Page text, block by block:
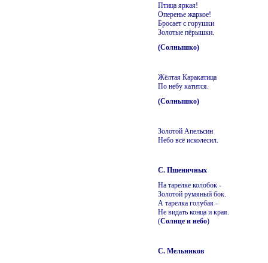
Птица яркая!
Оперенье жаркое!
Бросает с горушки
Золотые пёрышки.
(Солнышко)
Жёлтая Каракатица
По небу катится.
(Солнышко)
Золотой Апельсин
Небо всё исколесил.
С. Пшеничных
На тарелке колобок -
Золотой румяный бок.
А тарелка голубая -
Не видать конца и края.
(Солнце и небо)
С. Мельников